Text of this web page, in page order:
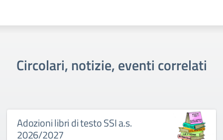
Circolari, notizie, eventi correlati
Adozioni libri di testo SSI a.s.
2026/2027